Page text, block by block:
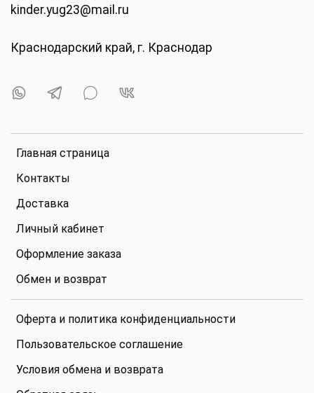
Главная страница
Контакты
Доставка
Личный кабинет
Оформление заказа
Обмен и возврат
Оферта и политика конфиденциальности
Пользовательское соглашение
Условия обмена и возврата
kinder.yug23@mail.ru
Краснодарский край, г. Краснодар